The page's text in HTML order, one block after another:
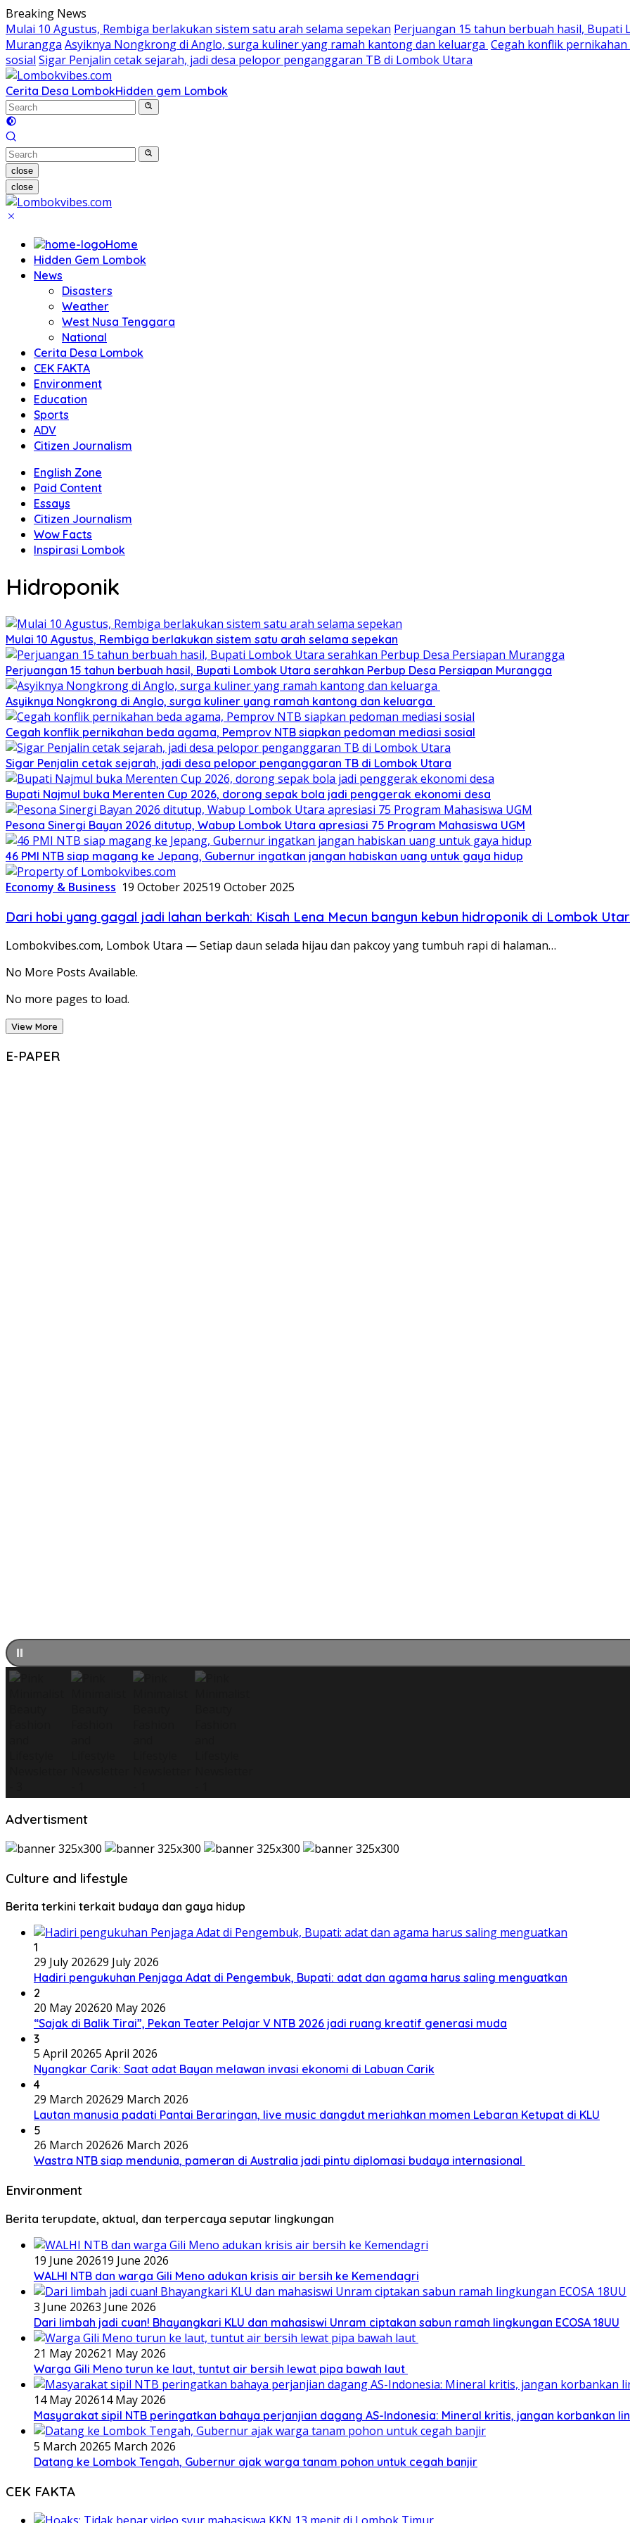
Skip
to
content
Breaking News
Mulai 10 Agustus, Rembiga berlakukan sistem satu arah selama sepekan Perjuangan 15 tahun berbuah hasil, Bupati
Murangga Asyiknya Nongkrong di Anglo, surga kuliner yang ramah kantong dan keluarga Cegah konflik
sosial Sigar Penjalin cetak sejarah, jadi desa pelopor penganggaran TB di Lombok Utara
Cerita Desa LombokHidden gem Lombok
close
close
Home
Hidden Gem Lombok
News
Disasters
Weather
West Nusa Tenggara
National
Cerita Desa Lombok
CEK FAKTA
Environment
Education
Sports
ADV
Citizen Journalism
English Zone
Paid Content
Essays
Citizen Journalism
Wow Facts
Inspirasi Lombok
Hidroponik
Mulai 10 Agustus, Rembiga berlakukan sistem satu arah selama sepekan
Perjuangan 15 tahun berbuah hasil, Bupati Lombok Utara serahkan Perbup Desa Persiapan Murangga
Asyiknya Nongkrong di Anglo, surga kuliner yang ramah kantong dan keluarga
Cegah konflik pernikahan beda agama, Pemprov NTB siapkan pedoman mediasi sosial
Sigar Penjalin cetak sejarah, jadi desa pelopor penganggaran TB di Lombok Utara
Bupati Najmul buka Merenten Cup 2026, dorong sepak bola jadi penggerak ekonomi desa
Pesona Sinergi Bayan 2026 ditutup, Wabup Lombok Utara apresiasi 75 Program Mahasiswa UGM
46 PMI NTB siap magang ke Jepang, Gubernur ingatkan jangan habiskan uang untuk gaya hidup
Economy & Business 19 October 202519 October 2025
Dari hobi yang gagal jadi lahan berkah: Kisah Lena Mecun bangun kebun hidroponik di Lombok
Lombokvibes.com, Lombok Utara — Setiap daun selada hijau dan pakcoy yang tumbuh rapi di halaman…
No More Posts Available.
No more pages to load.
View More
E-PAPER
Advertisment
Culture and lifestyle
Berita terkini terkait budaya dan gaya hidup
1
29 July 202629 July 2026
Hadiri pengukuhan Penjaga Adat di Pengembuk, Bupati: adat dan agama harus saling menguatkan
2
20 May 202620 May 2026
“Sajak di Balik Tirai”, Pekan Teater Pelajar V NTB 2026 jadi ruang kreatif generasi muda
3
5 April 20265 April 2026
Nyangkar Carik: Saat adat Bayan melawan invasi ekonomi di Labuan Carik
4
29 March 202629 March 2026
Lautan manusia padati Pantai Beraringan, live music dangdut meriahkan momen Lebaran Ketupat di KLU
5
26 March 202626 March 2026
Wastra NTB siap mendunia, pameran di Australia jadi pintu diplomasi budaya internasional
Environment
Berita terupdate, aktual, dan terpercaya seputar lingkungan
19 June 202619 June 2026
WALHI NTB dan warga Gili Meno adukan krisis air bersih ke Kemendagri
3 June 20263 June 2026
Dari limbah jadi cuan! Bhayangkari KLU dan mahasiswi Unram ciptakan sabun ramah lingkungan ECOSA 18UU
21 May 202621 May 2026
Warga Gili Meno turun ke laut, tuntut air bersih lewat pipa bawah laut
14 May 202614 May 2026
Masyarakat sipil NTB peringatkan bahaya perjanjian dagang AS-Indonesia: Mineral kritis, jangan korbankan
5 March 20265 March 2026
Datang ke Lombok Tengah, Gubernur ajak warga tanam pohon untuk cegah banjir
CEK FAKTA